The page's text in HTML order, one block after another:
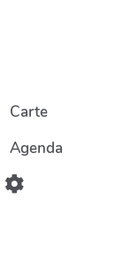
Carte
Agenda